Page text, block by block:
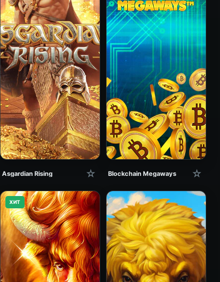
Asgardian Rising ☆ Blockchain Megaways ☆
ХИТ